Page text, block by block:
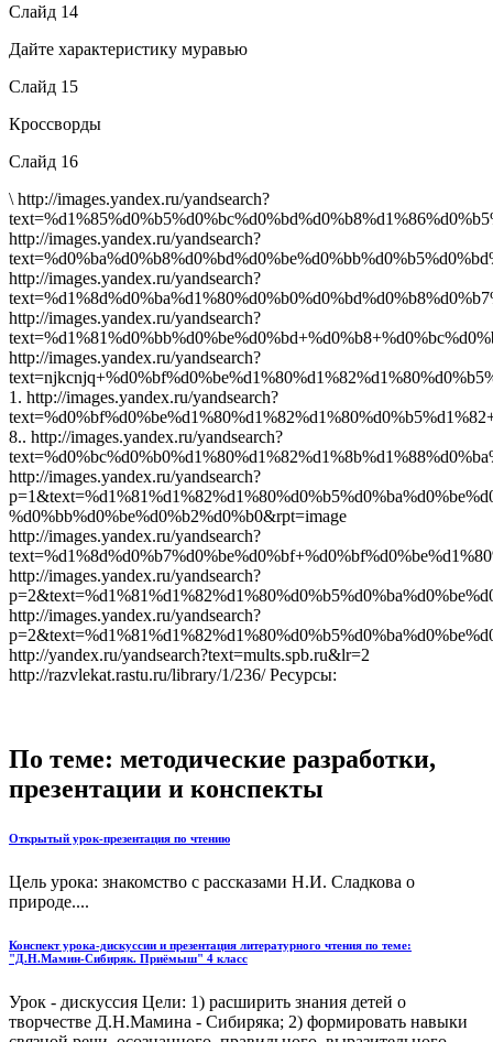
Слайд 14
Дайте характеристику муравью
Слайд 15
Кроссворды
Слайд 16
\ http://images.yandex.ru/yandsearch?
http://images.yandex.ru/yandsearch?
http://images.yandex.ru/yandsearch?
http://images.yandex.ru/yandsearch?
http://images.yandex.ru/yandsearch?
1. http://images.yandex.ru/yandsearch?
8.. http://images.yandex.ru/yandsearch?
http://images.yandex.ru/yandsearch?
%d0%bb%d0%be%d0%b2%d0%b0&rpt=image
http://images.yandex.ru/yandsearch?
http://images.yandex.ru/yandsearch?
http://images.yandex.ru/yandsearch?
http://yandex.ru/yandsearch?text=mults.spb.ru&lr=2
http://razvlekat.rastu.ru/library/1/236/ Ресурсы:
По теме: методические разработки,
презентации и конспекты
Открытый урок-презентация по чтению
Цель урока: знакомство с рассказами Н.И. Сладкова о
природе....
Конспект урока-дискуссии и презентация литературного чтения по теме:
"Д.Н.Мамин-Сибиряк. Приёмыш" 4 класс
Урок - дискуссия Цели: 1) расширить знания детей о
творчестве Д.Н.Мамина - Сибиряка; 2) формировать навыки